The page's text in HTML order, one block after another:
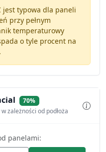
jest typowa dla paneli
przy pełnym
temperaturowy
o tyle procent na
70%
zależności od podłoża
panelami: